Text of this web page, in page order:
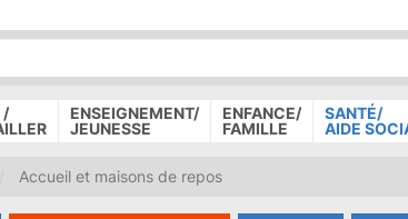
/
ENSEIGNEMENT/
JEUNESSE
ENFANCE/
FAMILLE
SANTÉ/
AIDE
Accueil et maisons de repos